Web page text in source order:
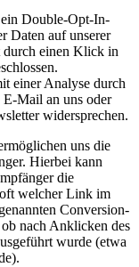
Double-Opt-In-
Daten auf unserer
durch einen Klick in
einer Analyse durch
E-Mail an uns oder
widersprechen.
uns die
Hierbei kann
die
welcher Link im
Conversion-
nach Anklicken des
wurde (etwa